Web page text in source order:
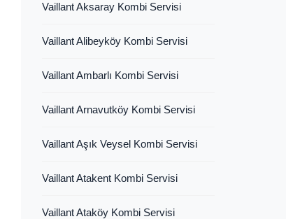
Vaillant Aksaray Kombi Servisi
Vaillant Alibeyköy Kombi Servisi
Vaillant Ambarlı Kombi Servisi
Vaillant Arnavutköy Kombi Servisi
Vaillant Aşık Veysel Kombi Servisi
Vaillant Atakent Kombi Servisi
Vaillant Ataköy Kombi Servisi